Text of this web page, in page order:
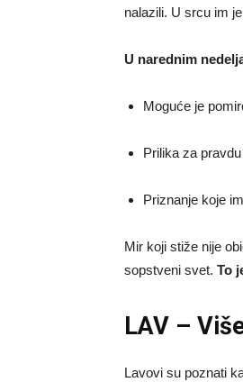
nalazili. U srcu im
U narednim
Moguće je
Prilika za
Priznanje koje
Mir koji stiže nije
sopstveni svet. To
LAV –
Lavovi su poznati